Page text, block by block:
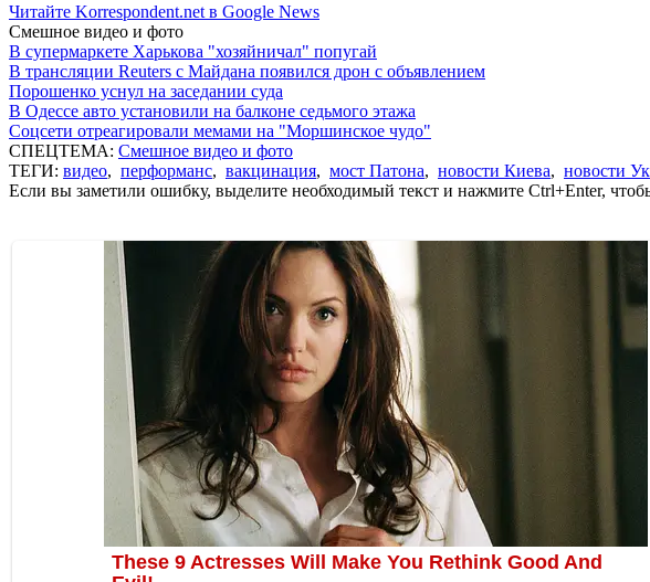
Читайте Korrespondent.net в Google News
Смешное видео и фото
В супермаркете Харькова "хозяйничал" попугай
В трансляции Reuters с Майдана появился дрон с объявлением
Порошенко уснул на заседании суда
В Одессе авто установили на балконе седьмого этажа
Соцсети отреагировали мемами на "Моршинское чудо"
СПЕЦТЕМА: Смешное видео и фото
ТЕГИ: видео, перформанс, вакцинация, мост Патона, новости Киева, новости
Если вы заметили ошибку, выделите необходимый текст и нажмите Ctrl+Enter,